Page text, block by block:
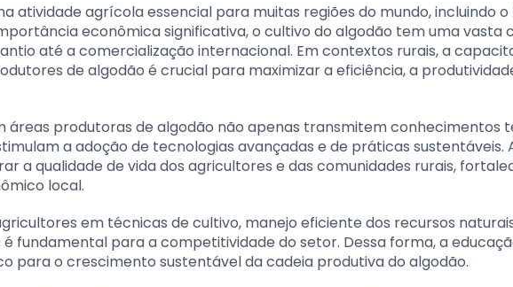
atividade agrícola essencial para muitas regiões do mundo, incluindo o
econômica significativa, o cultivo do algodão tem uma vasta
até a comercialização internacional. Em contextos rurais, a
de algodão é crucial para maximizar a eficiência, a
áreas produtoras de algodão não apenas transmitem conhecimentos
a adoção de tecnologias avançadas e de práticas sustentáveis.
a qualidade de vida dos agricultores e das comunidades rurais,
local.
em técnicas de cultivo, manejo eficiente dos recursos
fundamental para a competitividade do setor. Dessa forma, a
para o crescimento sustentável da cadeia produtiva do algodão.